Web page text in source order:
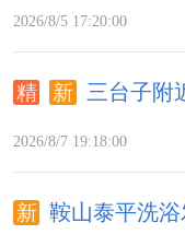
2026/8/5 17:20:00
三台子附
2026/8/7 19:18:00
鞍山泰平洗